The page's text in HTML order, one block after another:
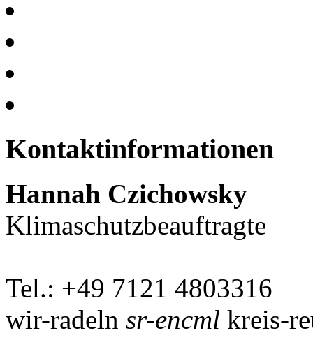
Kontaktinformationen
Hannah Czichowsky
Klimaschutzbeauftragte
Tel.: +49 7121 4803316
wir-radeln sr-encml kreis-